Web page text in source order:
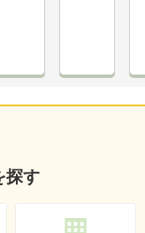
探す